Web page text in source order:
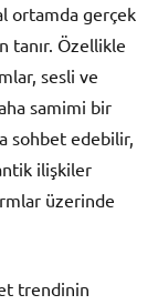
ortamda gerçek
tanır. Özellikle
sesli ve
samimi bir
sohbet edebilir,
ilişkiler
üzerinde
trendinin